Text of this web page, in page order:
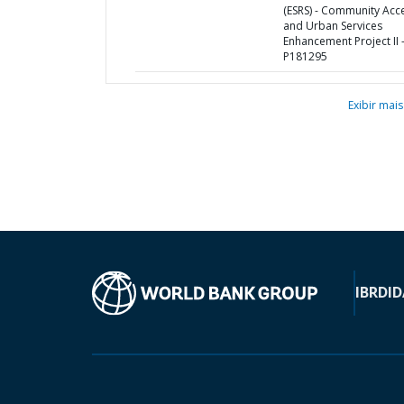
(ESRS) - Community
and Urban Services
Enhancement Project II -
P181295
Exibir mais
IBRD